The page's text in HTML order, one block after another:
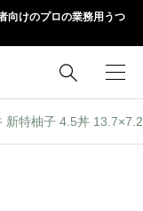
向けのプロの業務用うつ

新特柚子 4.5丼